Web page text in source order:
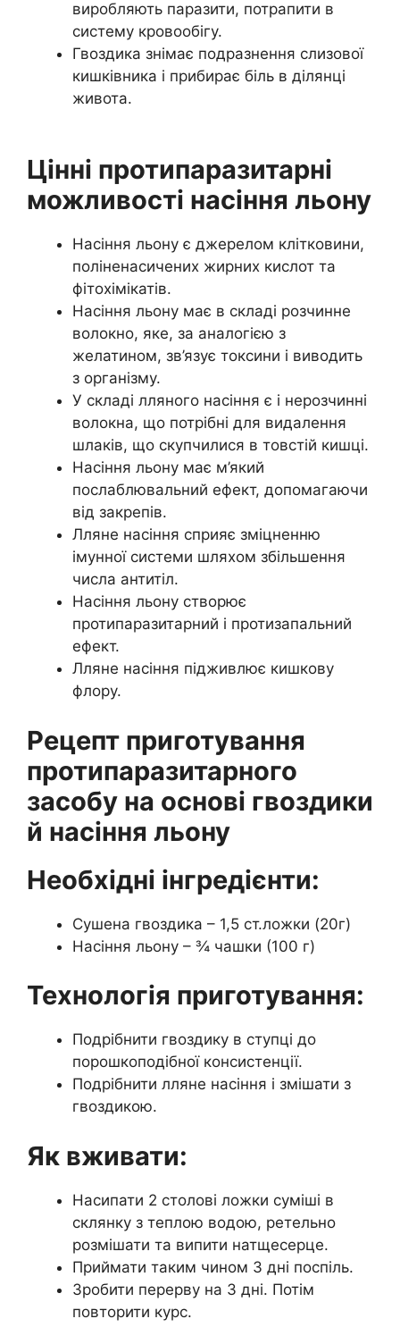
виробляють паразити, потрапити в
систему кровообігу.
Гвоздика знімає подразнення слизової
кишківника і прибирає біль в ділянці
живота.
Цінні протипаразитарні
можливості насіння льону
Насіння льону є джерелом клітковини,
поліненасичених жирних кислот та
фітохімікатів.
Насіння льону має в складі розчинне
волокно, яке, за аналогією з
желатином, зв’язує токсини і виводить
з організму.
У складі лляного насіння є і нерозчинні
волокна, що потрібні для видалення
шлаків, що скупчилися в товстій кишці.
Насіння льону має м’який
послаблювальний ефект, допомагаючи
від закрепів.
Лляне насіння сприяє зміцненню
імунної системи шляхом збільшення
числа антитіл.
Насіння льону створює
протипаразитарний і протизапальний
ефект.
Лляне насіння підживлює кишкову
флору.
Рецепт приготування
протипаразитарного
засобу на основі гвоздики
й насіння льону
Необхідні інгредієнти:
Сушена гвоздика – 1,5 ст.ложки (20г)
Насіння льону – ¾ чашки (100 г)
Технологія приготування:
Подрібнити гвоздику в ступці до
порошкоподібної консистенції.
Подрібнити лляне насіння і змішати з
гвоздикою.
Як вживати:
Насипати 2 столові ложки суміші в
склянку з теплою водою, ретельно
розмішати та випити натщесерце.
Приймати таким чином 3 дні поспіль.
Зробити перерву на 3 дні. Потім
повторити курс.